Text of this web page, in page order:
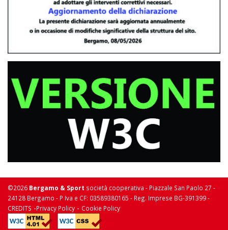
©2026 Bergamo & Sport società cooperativa - Piazzale San Paolo 27 -
24128 Bergamo - P Iva e CF: 03589380165 - Reg. Imprese BG-391399 -
CREDITS -Privacy Policy - Cookie Policy